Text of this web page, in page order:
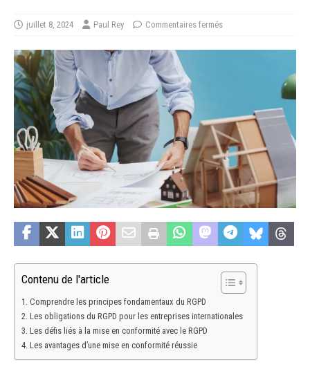
juillet 8, 2024 Paul Rey Commentaires fermés
Contenu de l'article
Comprendre les principes fondamentaux du RGPD
Les obligations du RGPD pour les entreprises internationales
Les défis liés à la mise en conformité avec le RGPD
Les avantages d’une mise en conformité réussie